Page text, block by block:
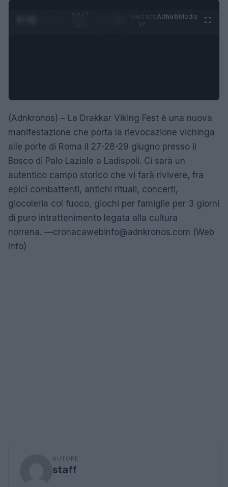
0:28 /
AdhubMedia
(Adnkronos) – La Drakkar Viking Fest è una nuova
manifestazione che porta la rievocazione vichinga
alle porte di Roma il 27-28-29 giugno presso il
Bosco di Palo Laziale a Ladispoli. Ci sarà un
autentico campo storico che vi farà rivivere, fra
epici combattenti, antichi rituali, concerti,
giocoleria col fuoco, giochi per famiglie per 3 giorni
di puro intrattenimento legata alla cultura
norrena. —cronacawebinfo@adnkronos.com (Web
Info)
AUTORE
staff